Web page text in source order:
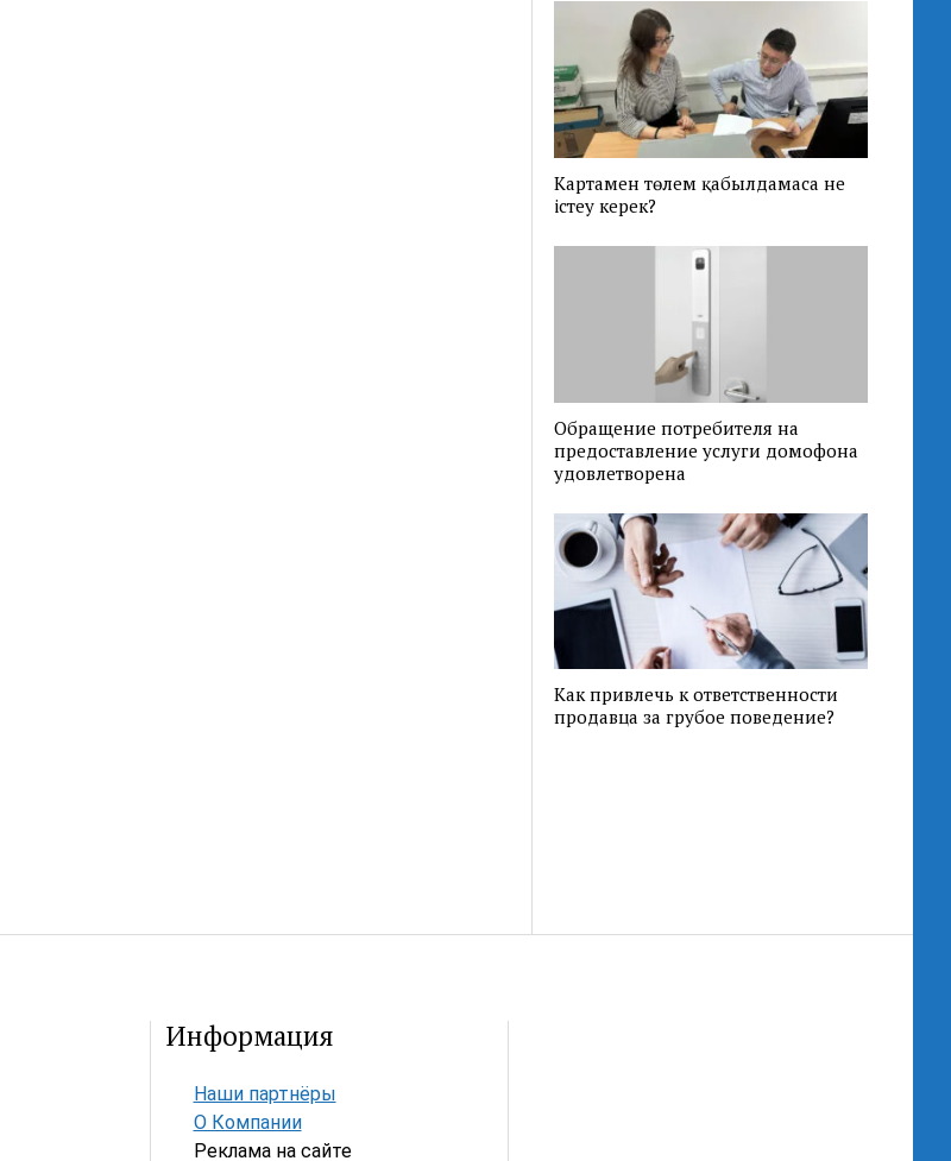
Картамен төлем қабылдамаса не
істеу керек?
Обращение потребителя на
предоставление услуги домофона
удовлетворена
Как привлечь к ответственности
продавца за грубое поведение?
Информация
Наши партнёры
О Компании
Реклама на сайте